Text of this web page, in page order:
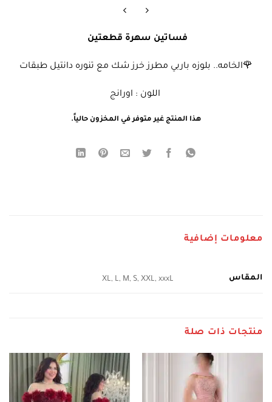
فساتين سهرة قطعتين
🌹الخامه.. بلوزه باربي مطرز خرز شك مع تنوره دانتيل طبقات
اللون : اورانج
هذا المنتج غير متوفر في المخزون حالياً.
معلومات إضافية
المقاس XL, L, M, S, XXL, xxxL
منتجات ذات صلة